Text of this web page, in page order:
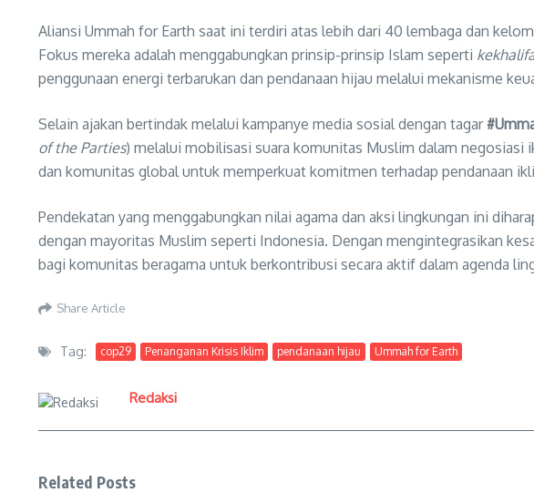
Aliansi Ummah for Earth saat ini terdiri atas lebih dari 40 lembaga dan
Fokus mereka adalah menggabungkan prinsip-prinsip Islam seperti
penggunaan energi terbarukan dan pendanaan hijau melalui mekanisme
Selain ajakan bertindak melalui kampanye media sosial dengan tagar
of the Parties) melalui mobilisasi suara komunitas Muslim dalam negosiasi
dan komunitas global untuk memperkuat komitmen terhadap pendanaan
Pendekatan yang menggabungkan nilai agama dan aksi lingkungan ini
dengan mayoritas Muslim seperti Indonesia. Dengan mengintegrasikan
bagi komunitas beragama untuk berkontribusi secara aktif dalam agenda
Share Article
Tag: cop29 Penanganan Krisis Iklim pendanaan hijau Ummah for Earth
Redaksi
Related Posts